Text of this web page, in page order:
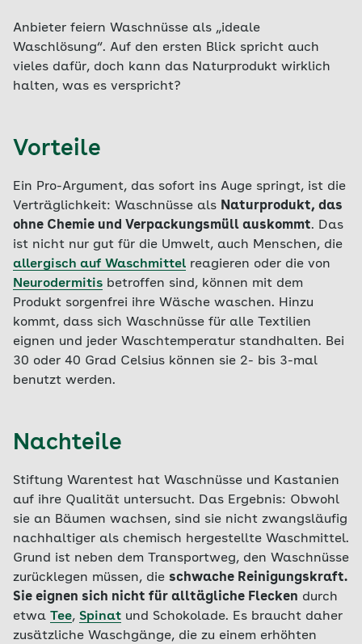
Anbieter feiern Waschnüsse als „ideale
Waschlösung“. Auf den ersten Blick spricht auch
vieles dafür, doch kann das Naturprodukt wirklich
halten, was es verspricht?
Vorteile
Ein Pro-Argument, das sofort ins Auge springt, ist die
Verträglichkeit: Waschnüsse als Naturprodukt, das
ohne Chemie und Verpackungsmüll auskommt. Das
ist nicht nur gut für die Umwelt, auch Menschen, die
allergisch auf Waschmittel reagieren oder die von
Neurodermitis betroffen sind, können mit dem
Produkt sorgenfrei ihre Wäsche waschen. Hinzu
kommt, dass sich Waschnüsse für alle Textilien
eignen und jeder Waschtemperatur standhalten. Bei
30 oder 40 Grad Celsius können sie 2- bis 3-mal
benutzt werden.
Nachteile
Stiftung Warentest hat Waschnüsse und Kastanien
auf ihre Qualität untersucht. Das Ergebnis: Obwohl
sie an Bäumen wachsen, sind sie nicht zwangsläufig
nachhaltiger als chemisch hergestellte Waschmittel.
Grund ist neben dem Transportweg, den Waschnüsse
zurücklegen müssen, die schwache Reinigungskraft.
Sie eignen sich nicht für alltägliche Flecken durch
etwa Tee, Spinat und Schokolade. Es braucht daher
zusätzliche Waschgänge, die zu einem erhöhten